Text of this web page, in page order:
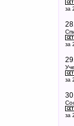
за
за
за
за